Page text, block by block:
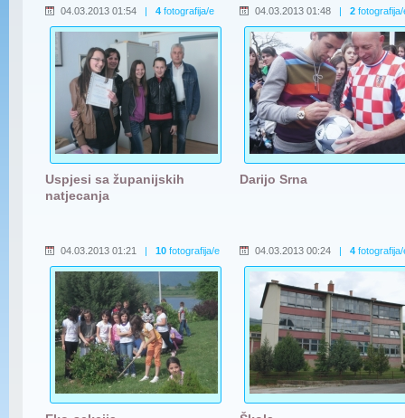
04.03.2013 01:54 | 4 fotografija/e
Uspjesi sa županijskih
natjecanja
04.03.2013 01:48 | 2 fotografija/
Darijo Srna
04.03.2013 01:21 | 10 fotografija/e 04.03.2013 00:24 | 4 fotografija/